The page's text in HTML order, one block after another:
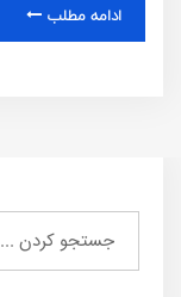
ادامه مطلب